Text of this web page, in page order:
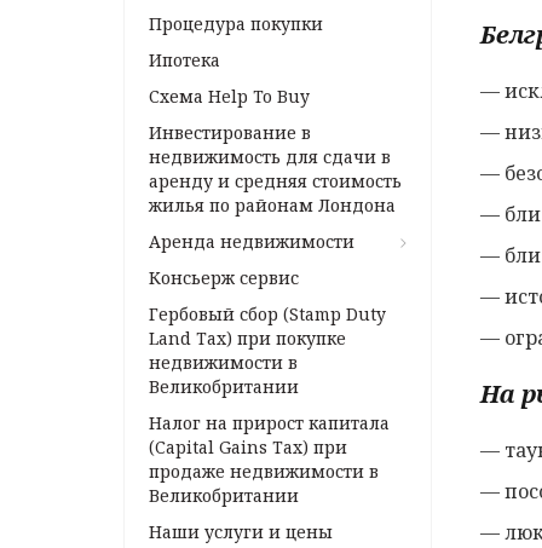
Процедура покупки
Ипотека
Схема Help To Buy
Инвестирование в
недвижимость для сдачи в
аренду и средняя стоимость
жилья по районам Лондона
Аренда недвижимости
Консьерж сервис
Гербовый сбор (Stamp Duty
Land Tax) при покупке
недвижимости в
Великобритании
Налог на прирост капитала
(Capital Gains Tax) при
продаже недвижимости в
Великобритании
Наши услуги и цены
—
—
—
—
—
—
—
На
—
—
—